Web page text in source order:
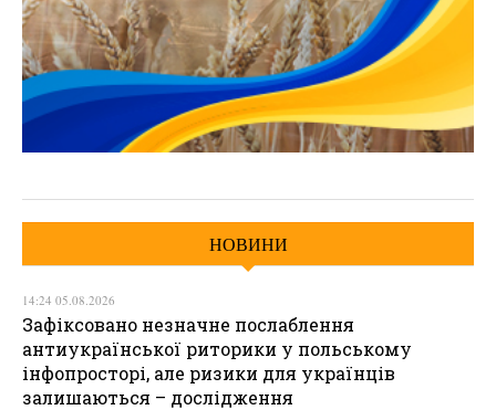
НОВИНИ
14:24 05.08.2026
Зафіксовано незначне послаблення
антиукраїнської риторики у польському
інфопросторі, але ризики для українців
залишаються – дослідження